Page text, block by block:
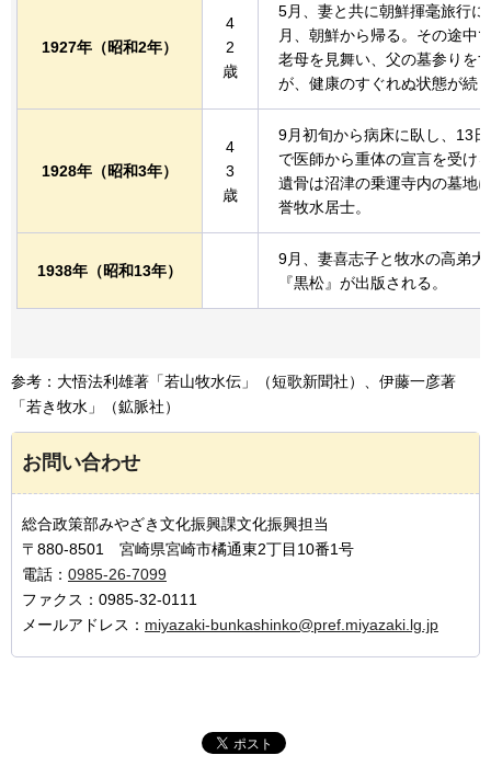
1927年 （昭和2年）
4
2
歳
5月、妻と共に朝鮮揮毫旅行
月、朝鮮から帰る。その途中
老母を見舞い、父の墓参りを
が、健康のすぐれぬ状態が続
1928年 （昭和3年）
4
3
歳
9月初旬から病床に臥し、13
で医師から重体の宣言を受け
遺骨は沼津の乗運寺内の墓地
誉牧水居士。
1938年 （昭和13年）
9月、妻喜志子と牧水の高弟
『黒松』が出版される。
参考：大悟法利雄著「若山牧水伝」（短歌新聞社）、伊藤一彦著
「若き牧水」（鉱脈社）
お問い合わせ
総合政策部みやざき文化振興課文化振興担当
〒880-8501 宮崎県宮崎市橘通東2丁目10番1号
電話： 0985-26-7099
ファクス：0985-32-0111
メールアドレス： miyazaki-bunkashinko@pref.miyazaki.lg.jp